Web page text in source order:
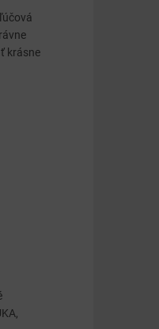
krásne